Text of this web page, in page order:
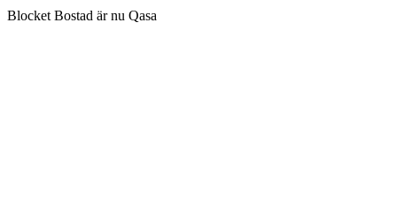
Blocket Bostad är nu Qasa